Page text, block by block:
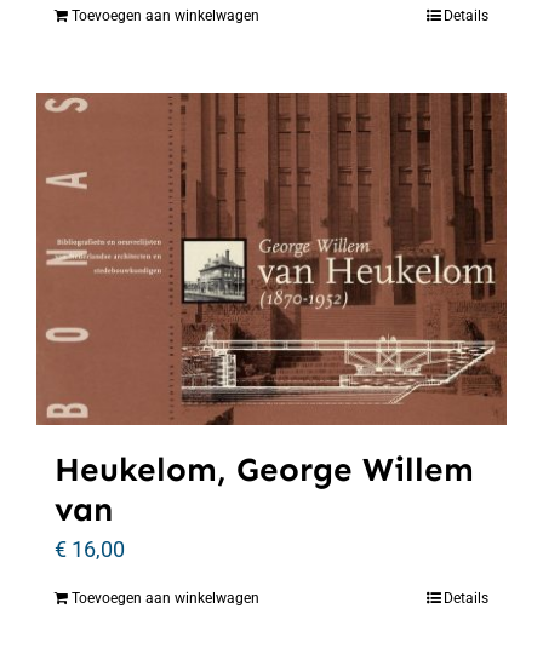
Toevoegen aan winkelwagen Details
Heukelom, George Willem
van
€ 16,00
Toevoegen aan winkelwagen Details